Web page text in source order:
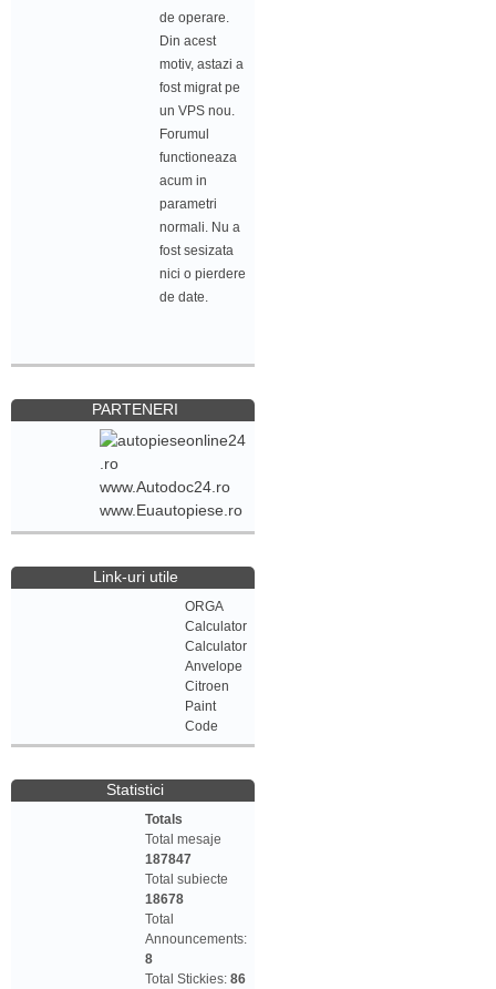
de operare.
Din acest
motiv, astazi a
fost migrat pe
un VPS nou.
Forumul
functioneaza
acum in
parametri
normali. Nu a
fost sesizata
nici o pierdere
de date.
PARTENERI
www.Autodoc24.ro
www.Euautopiese.ro
Link-uri utile
ORGA
Calculator
Calculator
Anvelope
Citroen
Paint
Code
Statistici
Totals
Total mesaje
187847
Total subiecte
18678
Total
Announcements:
8
Total Stickies: 86